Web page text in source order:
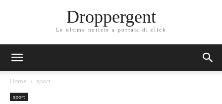
Droppergent
Le ultime notizie a portata di click
Home sport
sport